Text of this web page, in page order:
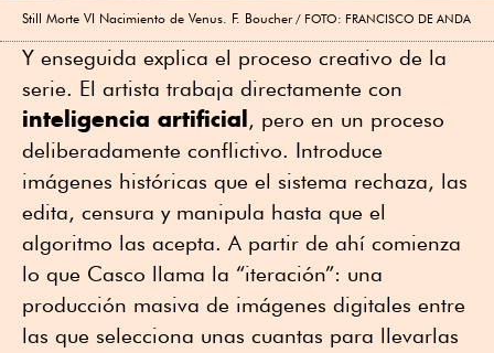
Still Morte VI Nacimiento de Venus. F. Boucher FOTO: FRANCISCO DE ANDA
Y enseguida explica el proceso creativo de la
serie. El artista trabaja directamente con
inteligencia artificial , pero en un proceso
deliberadamente conflictivo. Introduce
imágenes históricas que el sistema rechaza, las
edita, censura y manipula hasta que el
algoritmo las acepta. A partir de ahí comienza
lo que Casco llama la “iteración”: una
producción masiva de imágenes digitales entre
las que selecciona unas cuantas para llevarlas